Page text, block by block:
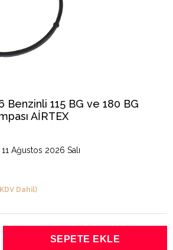
Benzinli 115 BG ve 180 BG
AİRTEX
11 Ağustos 2026 Salı
Dahil)